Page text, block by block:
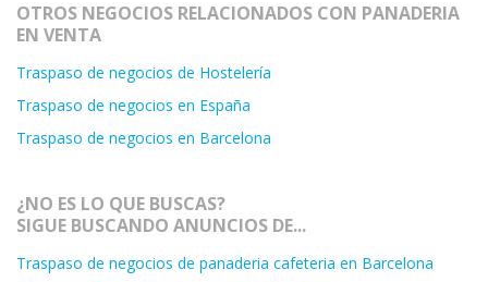
OTROS NEGOCIOS RELACIONADOS CON PANADERIA
EN VENTA
Traspaso de negocios de Hostelería
Traspaso de negocios en España
Traspaso de negocios en Barcelona
¿NO ES LO QUE BUSCAS?
SIGUE BUSCANDO ANUNCIOS DE...
Traspaso de negocios de panaderia cafeteria en Barcelona